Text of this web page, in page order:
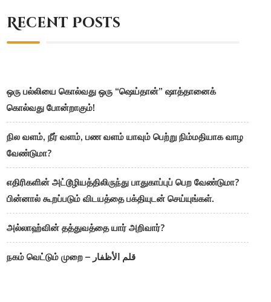
Recent Posts
ஒரு பல்லியை கொல்வது ஒரு “ஷெய்தான்” ஷாத்தானைக்
கொல்வது போன்றாகும்!
நில வளம், நீர் வளம், பண வளம் யாவும் பெற்று நிம்மதியாக வாழ
வேண்டுமா?
எதிரிகளின் அட்டூழியத்திலிருந்து பாதுகாப்புப் பெற வேண்டுமா?
பின்னால் கூறப்படும் விடயத்தை பக்தியுடன் செய்யுங்கள்.
அல்லாஹ்வின் தத்துவத்தை யார் அறிவார்?
நகம் வெட்டும் முறை – قلم الأظفار